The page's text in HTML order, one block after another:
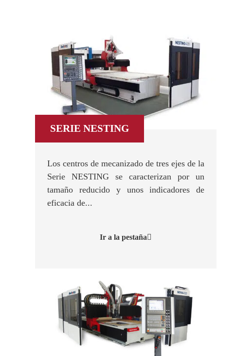
SERIE NESTING
Los centros de mecanizado de tres ejes de la
Serie NESTING se caracterizan por un
tamaño reducido y unos indicadores de
eficacia de...
Ir a la pestaña